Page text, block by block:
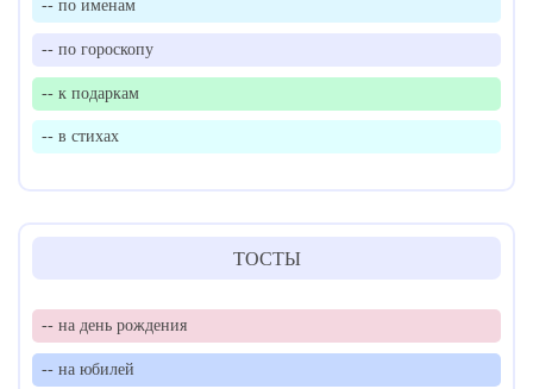
-- по именам
-- по гороскопу
-- к подаркам
-- в стихах
ТОСТЫ
-- на день рождения
-- на юбилей